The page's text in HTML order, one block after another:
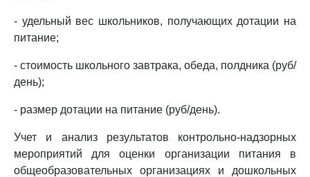
- удельный вес школьников, получающих дотации на
питание;
- стоимость школьного завтрака, обеда, полдника (руб/
день);
- размер дотации на питание (руб/день).
Учет и анализ результатов контрольно-надзорных
мероприятий для оценки организации питания в
общеобразовательных организациях и дошкольных